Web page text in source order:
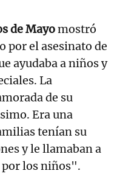
de Mayomostró
por el asesinato de
ayudaba a niños y
La
de su
Era una
tenían su
y le llamaban a
por los niños".